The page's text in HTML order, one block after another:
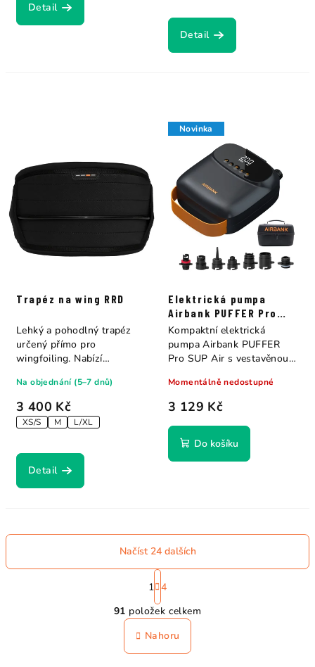
Detail
Detail
Trapéz na wing RRD
3 400 Kč
XS/S M L/XL
Na objednání (5–7 dnů)
Detail
Lehký a pohodlný trapéz
určený přímo pro
wingfoiling. Nabízí
pohybu,...
Novinka
Elektrická pumpa
Airbank PUFFER Pro
Rechargeable 20 PSI
3 129 Kč
Momentálně nedostupné
Do košíku
Kompaktní elektrická
pumpa Airbank PUFFER
Pro SUP Air s vestavěnou
O
v
l
á
Načíst 24 dalších
S
t
r
á
n
k
o
1 4
91 položek celkem
Nahoru